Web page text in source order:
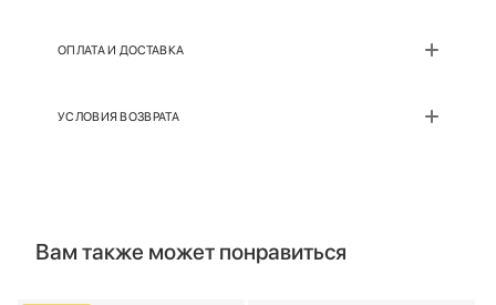
ОПЛАТА И ДОСТАВКА
УСЛОВИЯ ВОЗВРАТА
Вам также может понравиться